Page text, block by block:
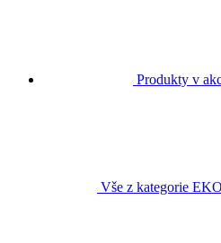
Produkty v
Vše z kategorie